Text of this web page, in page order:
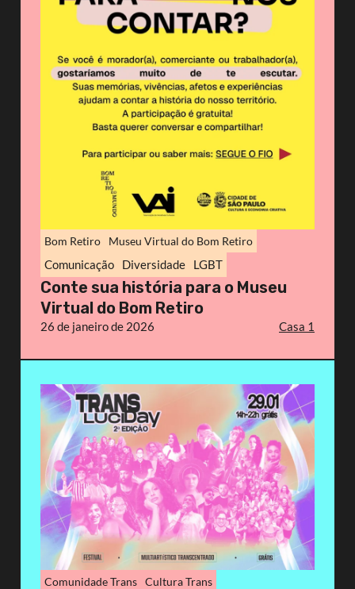
Bom Retiro Museu Virtual do Bom Retiro
Comunicação Diversidade LGBT
Conte sua história para o Museu
Virtual do Bom Retiro
26 de janeiro de 2026 Casa 1
Comunidade Trans Cultura Trans